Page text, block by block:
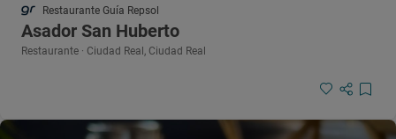
Restaurante Guía Repsol
Asador San Huberto
Restaurante · Ciudad Real, Ciudad Real